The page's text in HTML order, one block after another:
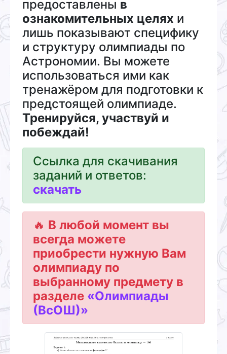
предоставлены в
ознакомительных целях и
лишь показывают специфику
и структуру олимпиады по
Астрономии. Вы можете
использоваться ими как
тренажёром для подготовки к
предстоящей олимпиаде.
Тренируйся, участвуй и
побеждай!
Ссылка для скачивания
заданий и ответов:
cкачать
🔥 В любой момент вы
всегда можете
приобрести нужную Вам
олимпиаду по
выбранному предмету в
разделе «Олимпиады
(ВсОШ)»